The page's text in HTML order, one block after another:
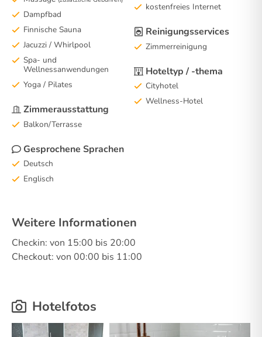
Dampfbad
Finnische Sauna
Jacuzzi / Whirlpool
Spa- und
Wellnessanwendungen
Yoga / Pilates
Zimmerausstattung
Balkon/Terrasse
Gesprochene Sprachen
Deutsch
Englisch
kostenfreies Internet
Reinigungsservices
Zimmerreinigung
Hoteltyp / -thema
Cityhotel
Wellness-Hotel
Weitere Informationen
Checkin: von 15:00 bis 20:00
Checkout: von 00:00 bis 11:00
Hotelfotos